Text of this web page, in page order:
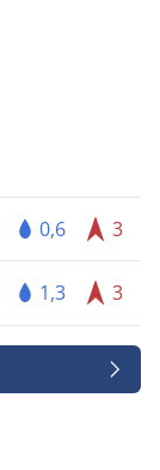
0,6 3
1,3 3